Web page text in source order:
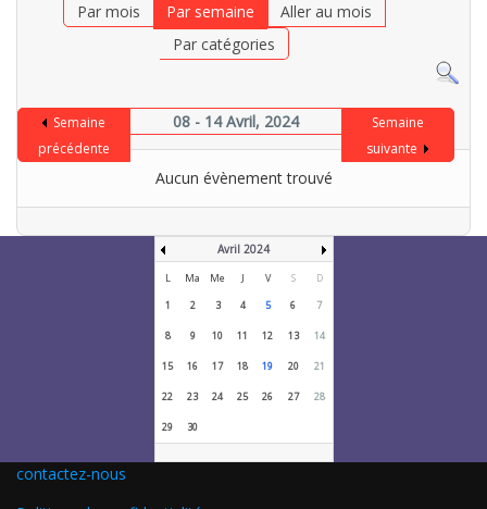
Par mois Par semaine
Aller au mois
Par catégories
Semaine
précédente
08 - 14 Avril, 2024
Semaine
suivante
Aucun évènement trouvé
Avril 2024
L Ma Me J V S
D
1
2 3 4 5 6 7
8 9 10 11 12 13 14
15 16 17 18 19 20 21
22 23 24 25 26 27 28
29 30
contactez-nous